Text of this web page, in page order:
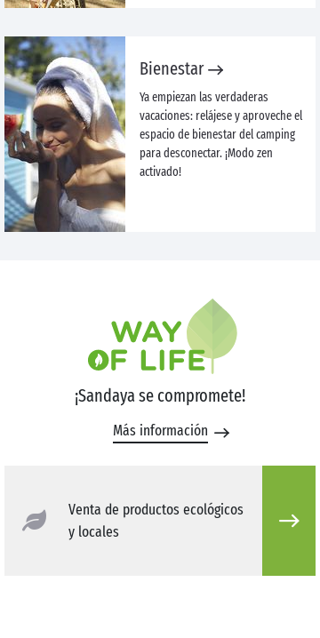
Bienestar
Ya empiezan las verdaderas
vacaciones: relájese y aproveche el
espacio de bienestar del camping
para desconectar. ¡Modo zen
activado!
¡Sandaya se compromete!
Más información
Venta de productos ecológicos
y locales